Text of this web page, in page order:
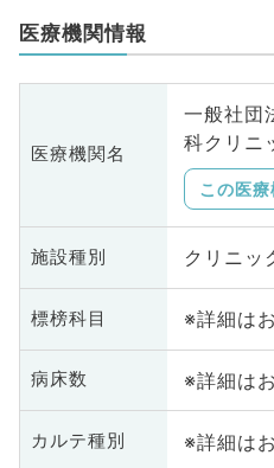
医療機関情報
医療機関名
一般社団
科クリニ
この医
施設種別 クリニッ
標榜科目 ※詳細は
病床数 ※詳細は
カルテ種別 ※詳細は